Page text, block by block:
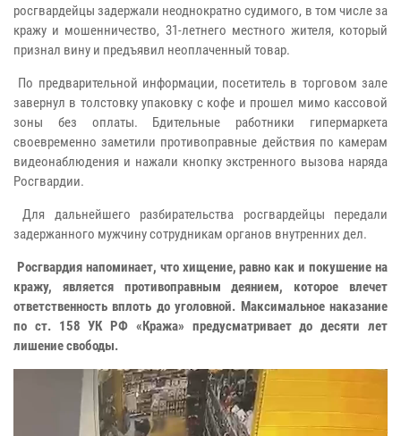
росгвардейцы задержали неоднократно судимого, в том числе за
кражу и мошенничество, 31-летнего местного жителя, который
признал вину и предъявил неоплаченный товар.
По предварительной информации, посетитель в торговом зале
завернул в толстовку упаковку с кофе и прошел мимо кассовой
зоны без оплаты. Бдительные работники гипермаркета
своевременно заметили противоправные действия по камерам
видеонаблюдения и нажали кнопку экстренного вызова наряда
Росгвардии.
Для дальнейшего разбирательства росгвардейцы передали
задержанного мужчину сотрудникам органов внутренних дел.
Росгвардия напоминает, что хищение, равно как и покушение на
кражу, является противоправным деянием, которое влечет
ответственность вплоть до уголовной. Максимальное наказание
по ст. 158 УК РФ «Кража» предусматривает до десяти лет
лишение свободы.